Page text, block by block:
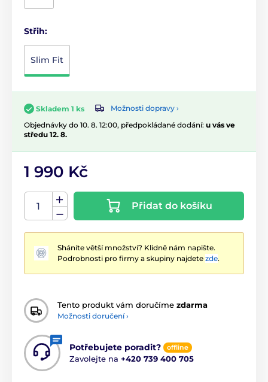
Střih:
Slim Fit
Skladem 1 ks
Možnosti dopravy ›
Objednávky do 10. 8. 12:00, předpokládané dodání: u vás ve
středu 12. 8.
1 990 Kč
Přidat do košíku
Sháníte větší množství? Klidně nám napište.
Podrobnosti pro firmy a skupiny najdete zde.
Tento produkt vám doručíme zdarma
Možnosti doručení ›
Potřebujete poradit? offline
Zavolejte na +420 739 400 705